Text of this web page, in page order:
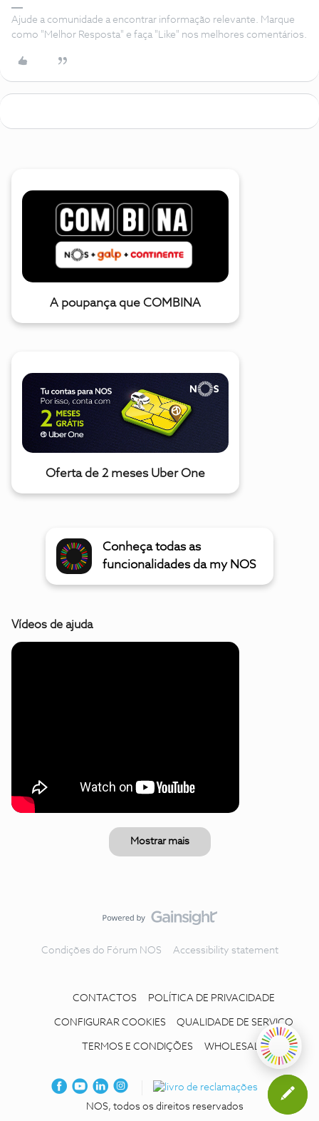
Ajude a comunidade a encontrar informação relevante. Marque
como "Melhor Resposta" e faça "Like" nos melhores comentários.
A poupança que COMBINA
Oferta de 2 meses Uber One
Conheça todas as
funcionalidades da my NOS
Vídeos de ajuda
Mostrar mais
Condições do Fórum NOS Accessibility statement
CONTACTOS POLÍTICA DE PRIVACIDADE
CONFIGURAR COOKIES QUALIDADE DE SERVIÇO
TERMOS E CONDIÇÕES WHOLESALE
NOS, todos os direitos reservados